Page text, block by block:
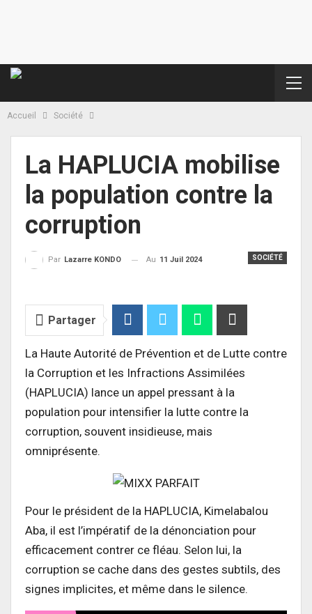
Accueil Société
La HAPLUCIA mobilise
la population contre la
corruption
SOCIÉTÉ
Par Lazarre KONDO Au 11 Juil 2024
Partager
La Haute Autorité de Prévention et de Lutte contre
la Corruption et les Infractions Assimilées
(HAPLUCIA) lance un appel pressant à la
population pour intensifier la lutte contre la
corruption, souvent insidieuse, mais
omniprésente.
Pour le président de la HAPLUCIA, Kimelabalou
Aba, il est l’impératif de la dénonciation pour
efficacement contrer ce fléau. Selon lui, la
corruption se cache dans des gestes subtils, des
signes implicites, et même dans le silence.